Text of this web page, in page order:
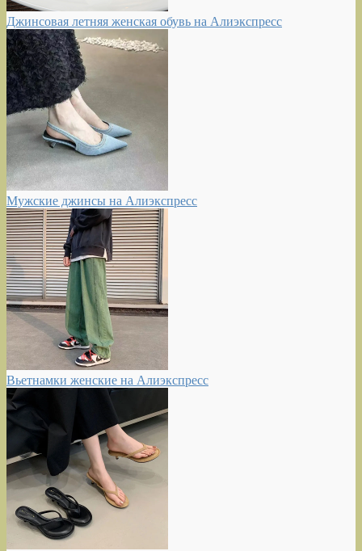
Джинсовая летняя женская обувь на Алиэкспресс
Мужские джинсы на Алиэкспресс
Вьетнамки женские на Алиэкспресс